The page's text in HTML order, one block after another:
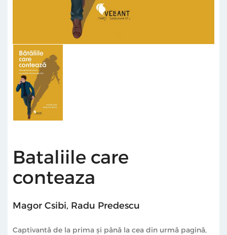
Bataliile care
conteaza
Magor Csibi, Radu Predescu
Captivantă de la prima și până la cea din urmă pagină,